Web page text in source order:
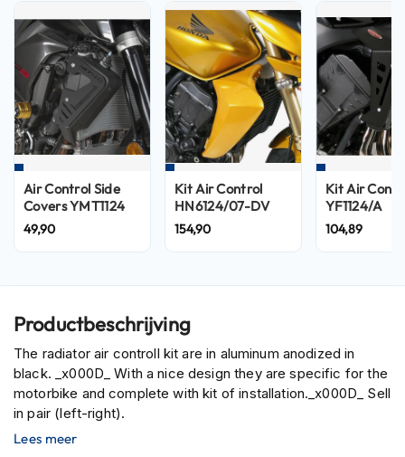
e
m
e
n
m
e
t
o
n
e
v
z
e
P
i
l
o
t
Air Control Side
Covers YMT1124
49,90
Kit Air Control
HN6124/07-DV
154,90
Kit Air
YF1124/A
104,89
Productbeschrijving
The radiator air controll kit are in aluminum anodized in
black. _x000D_ With a nice design they are specific for the
motorbike and complete with kit of installation._x000D_ Sell
in pair (left-right).
Lees meer